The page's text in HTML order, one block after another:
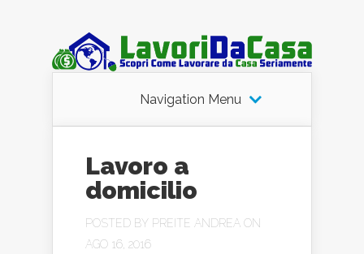
Navigation Menu
Lavoro a
domicilio
POSTED BY PREITE ANDREA ON
AGO 16, 2016